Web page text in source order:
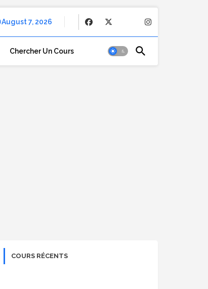
August 7, 2026
Chercher Un Cours
COURS RÉCENTS